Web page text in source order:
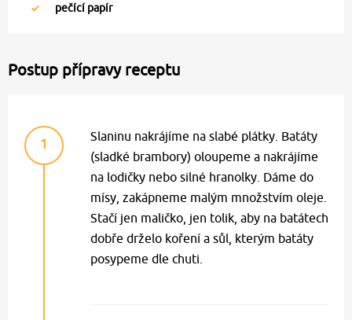
pečící papír
Postup přípravy receptu
1
Slaninu nakrájíme na slabé plátky. Batáty
(sladké brambory) oloupeme a nakrájíme
na lodičky nebo silné hranolky. Dáme do
mísy, zakápneme malým množstvím oleje.
Stačí jen maličko, jen tolik, aby na batátech
dobře drželo koření a sůl, kterým batáty
posypeme dle chuti.